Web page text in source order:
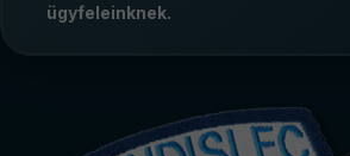
ügyfeleinknek.